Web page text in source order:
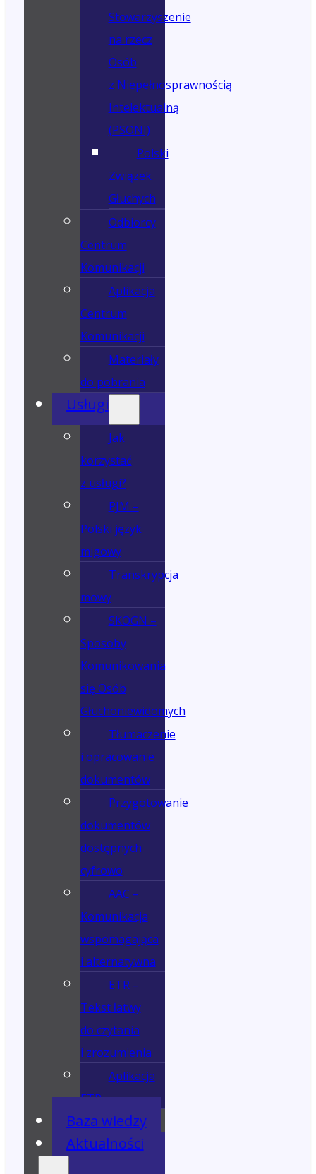
Stowarzyszenie
na rzecz
Osób
z Niepełnosprawnością
Intelektualną
(PSONI)
Polski
Związek
Głuchych
Odbiorcy
Centrum
Komunikacji
Aplikacja
Centrum
Komunikacji
Materiały
do pobrania
Usługi
Jak
korzystać
z usługi?
PJM –
Polski język
migowy
Transkrypcja
mowy
SKOGN –
Sposoby
Komunikowania
się Osób
Głuchoniewidomych
Tłumaczenie
i opracowanie
dokumentów
Przygotowanie
dokumentów
dostępnych
cyfrowo
AAC –
Komunikacja
wspomagająca
i alternatywna
ETR –
Tekst łatwy
do czytania
i zrozumienia
Aplikacja
ETR
Baza wiedzy
Aktualności